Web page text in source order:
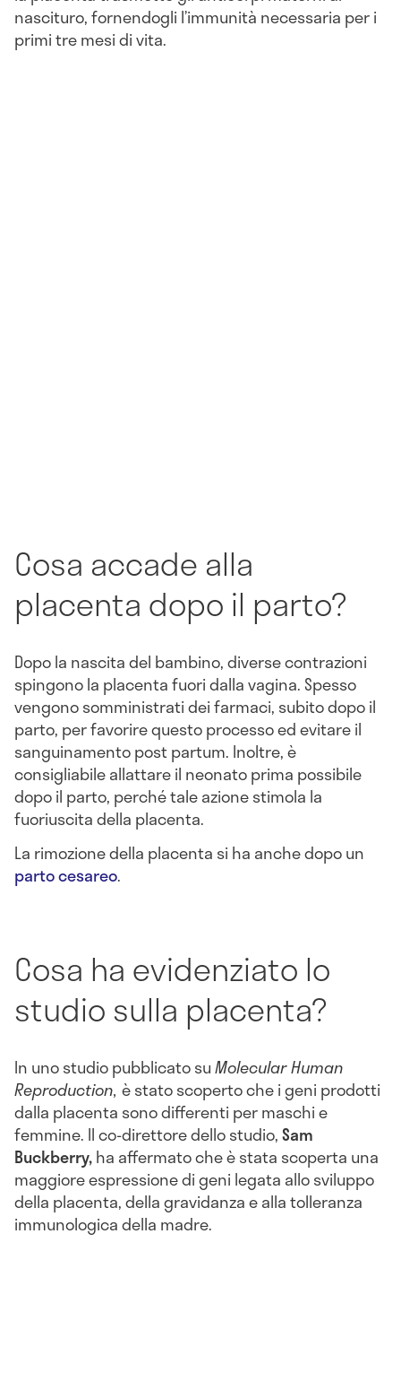
nascituro, fornendogli l’immunità necessaria per i
primi tre mesi di vita.
Cosa accade alla
placenta dopo il parto?
Dopo la nascita del bambino, diverse contrazioni
spingono la placenta fuori dalla vagina. Spesso
vengono somministrati dei farmaci, subito dopo il
parto, per favorire questo processo ed evitare il
sanguinamento post partum. Inoltre, è
consigliabile allattare il neonato prima possibile
dopo il parto, perché tale azione stimola la
fuoriuscita della placenta.
La rimozione della placenta si ha anche dopo un
parto cesareo.
Cosa ha evidenziato lo
studio sulla placenta?
In uno studio pubblicato suMolecular Human
Reproduction, è stato scoperto che i geni prodotti
dalla placenta sono differenti per maschi e
femmine. Il co-direttore dello studio,Sam
Buckberry,ha affermato che è stata scoperta una
maggiore espressione di geni legata allo sviluppo
della placenta, della gravidanza e alla tolleranza
immunologica della madre.